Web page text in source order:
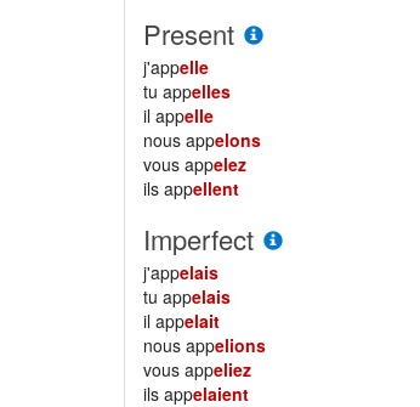
Present
j'appelle
tu appelles
il appelle
nous appelons
vous appelez
ils appellent
Imperfect
j'appelais
tu appelais
il appelait
nous appelions
vous appeliez
ils appelaient